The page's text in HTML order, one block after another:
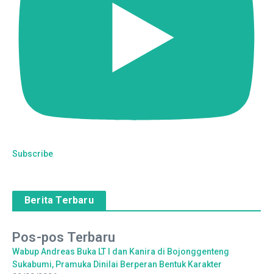
Subscribe
Berita Terbaru
Pos-pos Terbaru
Wabup Andreas Buka LT I dan Kanira di Bojonggenteng
Sukabumi, Pramuka Dinilai Berperan Bentuk Karakter